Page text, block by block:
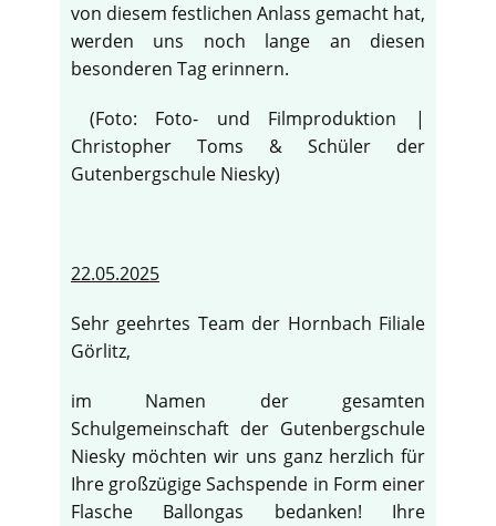
von diesem festlichen Anlass gemacht hat,
werden uns noch lange an diesen
besonderen Tag erinnern.
(Foto: Foto- und Filmproduktion |
Christopher Toms & Schüler der
Gutenbergschule Niesky)
22.05.2025
Sehr geehrtes Team der Hornbach Filiale
Görlitz,
im Namen der gesamten
Schulgemeinschaft der Gutenbergschule
Niesky möchten wir uns ganz herzlich für
Ihre großzügige Sachspende in Form einer
Flasche Ballongas bedanken! Ihre